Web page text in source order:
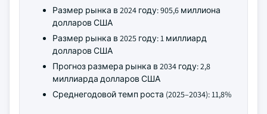
Размер рынка в 2024 году: 905,6 миллиона
долларов США
Размер рынка в 2025 году: 1 миллиард
долларов США
Прогноз размера рынка в 2034 году: 2,8
миллиарда долларов США
Среднегодовой темп роста (2025–2034): 11,8%